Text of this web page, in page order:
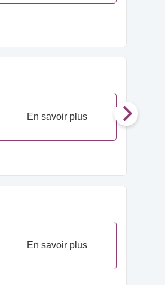
En savoir plus
En savoir plus